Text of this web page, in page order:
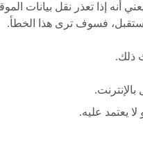
أنه إذا تعذر نقل بيانات
فسوف ترى هذا الخطأ.
ذلك.
يعتمد عليه.